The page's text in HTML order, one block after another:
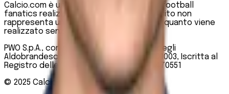
Calcio.com è un innovativo data hub per football
fanatics realizzato da PWO SpA. Questo sito non
rappresenta una testata giornalistica, in quanto viene
realizzato senza alcuna periodicità.
PWO S.p.A., con sede legale in Roma, Via degli
Aldobrandeschi n. 300, C.F. e P.IVA 13747301003, Iscritta al
Registro delle Imprese di Roma n. R.E.A 1470551
© 2025 Calcio.com